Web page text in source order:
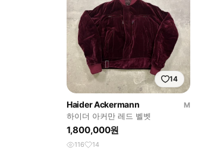
14
Haider Ackermann
M
하이더 아커만 레드 벨벳
1,800,000원
116 14